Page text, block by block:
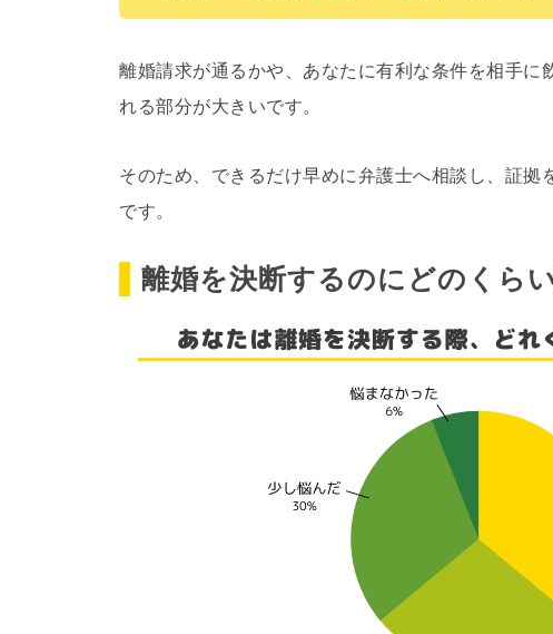
離婚請求が通るかや、あなたに有利な条件を相手
れる部分が大きいです。
そのため、できるだけ早めに弁護士へ相談し、証
です。
離婚を決断するのにどのくら